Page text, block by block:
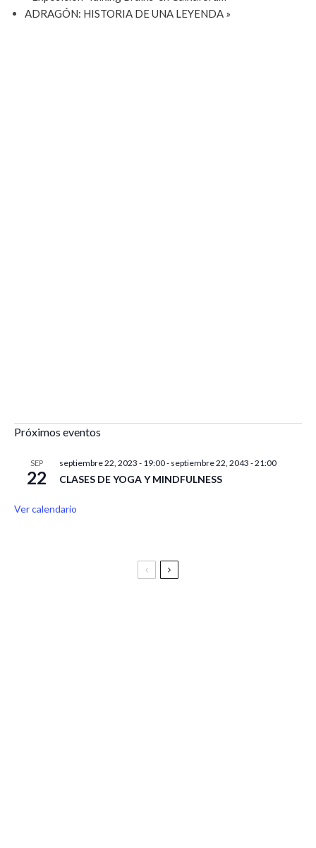
ADRAGÓN: HISTORIA DE UNA LEYENDA »
Próximos eventos
SEP
22
septiembre 22, 2023 - 19:00- septiembre 22, 2043 - 21:00
CLASES DE YOGA Y MINDFULNESS
Ver calendario